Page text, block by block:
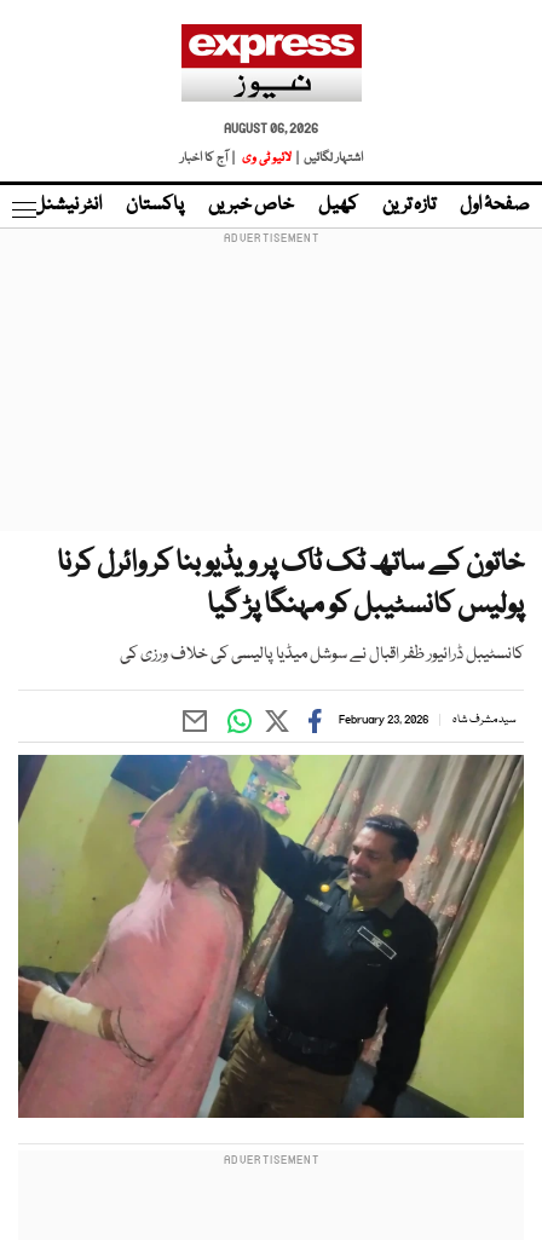
AUGUST 06, 2026
اشتہار لگائیں |
لائیو ٹی وی | آج کا اخبار
صفحۂ اول تازہ ترین کھیل خاص خبریں پاکستان انٹر نیشنل
خاتون کے ساتھ ٹک ٹاک پر ویڈیو بنا کر وائرل کرنا
پولیس کانسٹیبل کو مہنگا پڑ گیا
کانسٹیبل ڈرائیور ظفر اقبال نے سوشل میڈیا پالیسی کی خلاف ورزی کی
سید مشرف شاہ February 23, 2026